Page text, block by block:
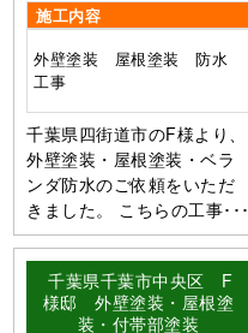
施工内容
外壁塗装 屋根塗装 防水
工事
千葉県四街道市のF様より、
外壁塗装・屋根塗装・ベラ
ンダ防水のご依頼をいただ
きました。 こちらの工事･･･
千葉県千葉市中央区 F
様邸 外壁塗装・屋根塗
装・付帯部塗装